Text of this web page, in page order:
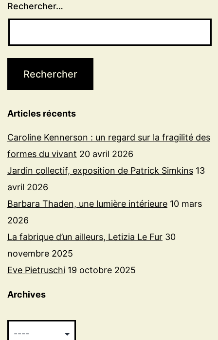
Rechercher…
Articles récents
Caroline Kennerson : un regard sur la fragilité des
formes du vivant 20 avril 2026
Jardin collectif, exposition de Patrick Simkins 13
avril 2026
Barbara Thaden, une lumière intérieure 10 mars
2026
La fabrique d’un ailleurs, Letizia Le Fur 30
novembre 2025
Eve Pietruschi 19 octobre 2025
Archives